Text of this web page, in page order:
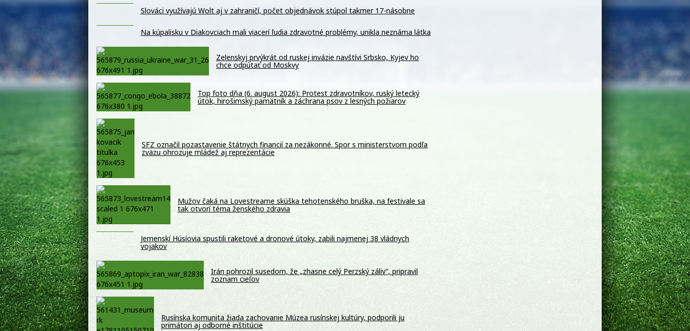
Slováci využívajú Wolt aj v zahraničí, počet objednávok stúpol takmer 17-násobne
Na kúpalisku v Diakovciach mali viacerí ľudia zdravotné problémy, unikla neznáma látka
Zelenskyj prvýkrát od ruskej invázie navštívi Srbsko, Kyjev ho
chce odpútať od Moskvy
Top foto dňa (6. august 2026): Protest zdravotníkov, ruský letecký
útok, hirošimský pamätník a záchrana psov z lesných požiarov
SFZ označil pozastavenie štátnych financií za nezákonné. Spor s ministerstvom podľa
zväzu ohrozuje mládež aj reprezentácie
Mužov čaká na Lovestreame skúška tehotenského bruška, na festivale sa
tak otvorí téma ženského zdravia
Jemenskí Húsíovia spustili raketové a dronové útoky, zabili najmenej 38 vládnych
vojakov
Irán pohrozil susedom, že „zhasne celý Perzský záliv“, pripravil
zoznam cieľov
Rusínska komunita žiada zachovanie Múzea rusínskej kultúry, podporili ju
primátori aj odborné inštitúcie